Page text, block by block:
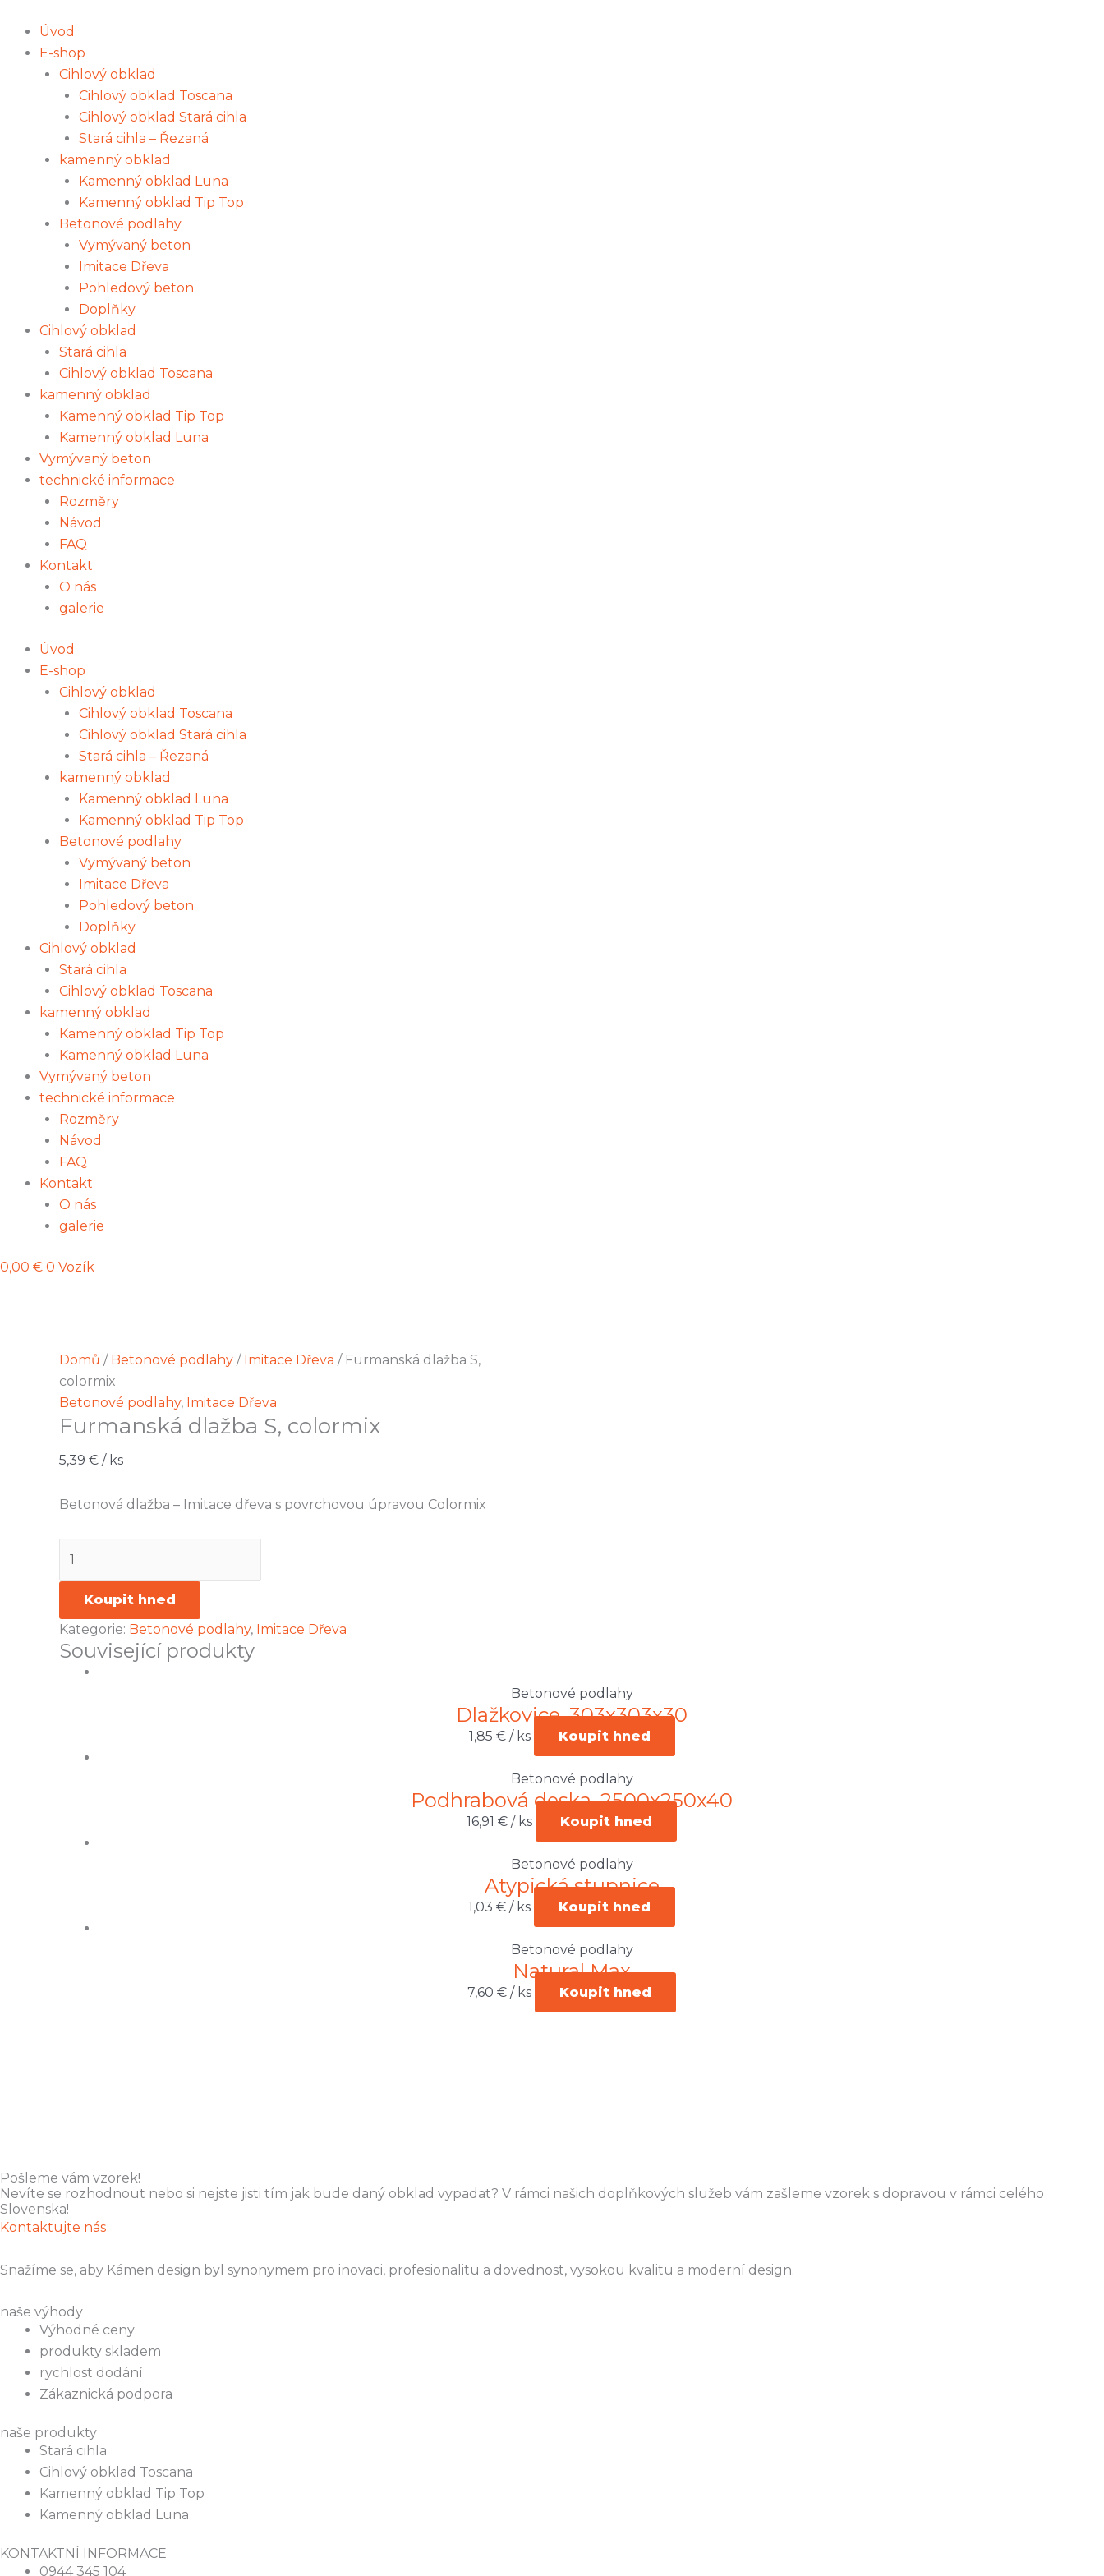
obsah
Úvod
E-shop
Cihlový obklad
Cihlový obklad Toscana
Cihlový obklad Stará cihla
Stará cihla – Řezaná
kamenný obklad
Kamenný obklad Luna
Kamenný obklad Tip Top
Betonové podlahy
Vymývaný beton
Imitace Dřeva
Pohledový beton
Doplňky
Cihlový obklad
Stará cihla
Cihlový obklad Toscana
kamenný obklad
Kamenný obklad Tip Top
Kamenný obklad Luna
Vymývaný beton
technické informace
Rozměry
Návod
FAQ
Kontakt
O nás
galerie
Úvod
E-shop
Cihlový obklad
Cihlový obklad Toscana
Cihlový obklad Stará cihla
Stará cihla – Řezaná
kamenný obklad
Kamenný obklad Luna
Kamenný obklad Tip Top
Betonové podlahy
Vymývaný beton
Imitace Dřeva
Pohledový beton
Doplňky
Cihlový obklad
Stará cihla
Cihlový obklad Toscana
kamenný obklad
Kamenný obklad Tip Top
Kamenný obklad Luna
Vymývaný beton
technické informace
Rozměry
Návod
FAQ
Kontakt
O nás
galerie
0,00 € 0 Vozík
Domů / Betonové podlahy / Imitace Dřeva / Furmanská dlažba S,
colormix
Betonové podlahy, Imitace Dřeva
Furmanská dlažba S, colormix
5,39 € / ks
Betonová dlažba – Imitace dřeva s povrchovou úpravou Colormix
dlažba
S,
colormix
množství
Koupit hned
Kategorie: Betonové podlahy, Imitace Dřeva
Související produkty
Betonové podlahy
Dlažkovice, 303x303x30
1,85 €/ ks Koupit hned
Betonové podlahy
Podhrabová deska, 2500x250x40
16,91 € / ks Koupit hned
Betonové podlahy
Atypická stupnice
1,03 € / ks Koupit hned
Betonové podlahy
Natural Max
7,60 € / ks Koupit hned
Pošleme vám vzorek!
Nevíte se rozhodnout nebo si nejste jisti tím jak bude daný obklad vypadat? V rámci našich doplňkových služeb vám zašleme vzorek s dopravou v rámci celého
Slovenska!
Kontaktujte nás
Snažíme se, aby Kámen design byl synonymem pro inovaci, profesionalitu a dovednost, vysokou kvalitu a moderní design.
naše výhody
Výhodné ceny
produkty skladem
rychlost dodání
Zákaznická podpora
naše produkty
Stará cihla
Cihlový obklad Toscana
Kamenný obklad Tip Top
Kamenný obklad Luna
KONTAKTNÍ INFORMACE
0944 345 104